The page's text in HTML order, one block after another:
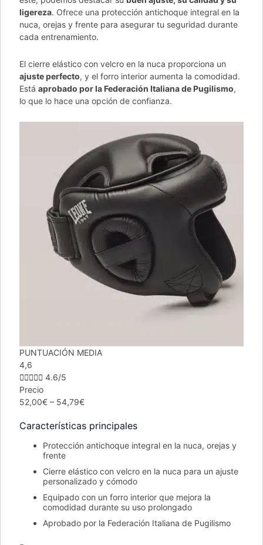
ligereza. Ofrece una protección antichoque integral en la
nuca, orejas y frente para asegurar tu seguridad durante
cada entrenamiento.
El cierre elástico con velcro en la nuca proporciona un
ajuste perfecto, y el forro interior aumenta la comodidad.
Está aprobado por la Federación Italiana de Pugilismo,
lo que lo hace una opción de confianza.
PUNTUACIÓN MEDIA
4,6
 4.6/5
Precio
52,00€ – 54,79€
Características principales
Protección antichoque integral en la nuca, orejas y
frente
Cierre elástico con velcro en la nuca para un ajuste
personalizado y cómodo
Equipado con un forro interior que mejora la
comodidad durante su uso prolongado
Aprobado por la Federación Italiana de Pugilismo